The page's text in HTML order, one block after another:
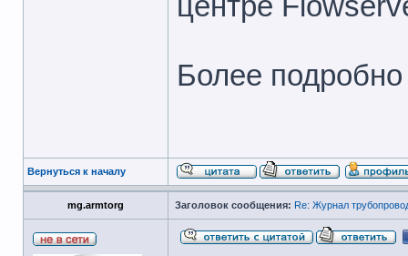
Более
Вернуться к началу
mg.armtorg Заголовок сообщения: Re: Журнал